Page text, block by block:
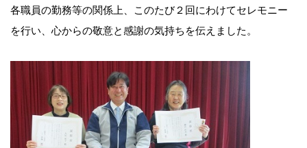
各職員の勤務等の関係上、このたび２回にわけてセレモニー
を行い、心からの敬意と感謝の気持ちを伝えました。